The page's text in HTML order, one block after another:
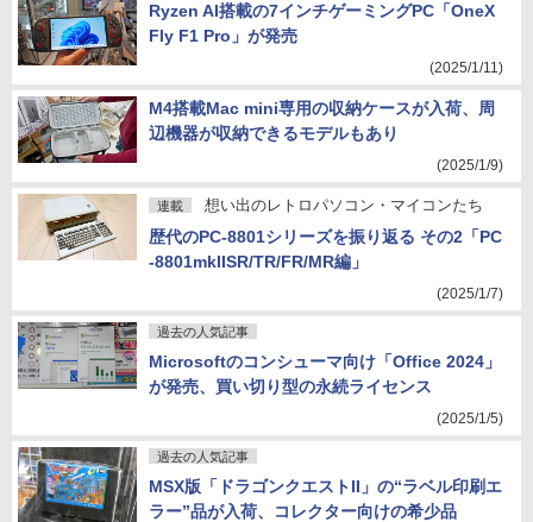
Ryzen AI搭載の7インチゲーミングPC「OneX
Fly F1 Pro」が発売
(2025/1/11)
M4搭載Mac mini専用の収納ケースが入荷、周
辺機器が収納できるモデルもあり
(2025/1/9)
連載 想い出のレトロパソコン・マイコンたち
歴代のPC-8801シリーズを振り返る その2「PC
-8801mkIISR/TR/FR/MR編」
(2025/1/7)
過去の人気記事
Microsoftのコンシューマ向け「Office 2024」
が発売、買い切り型の永続ライセンス
(2025/1/5)
過去の人気記事
MSX版「ドラゴンクエストII」の“ラベル印刷エ
ラー”品が入荷、コレクター向けの希少品